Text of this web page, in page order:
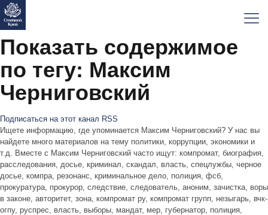
Показать содержимое
по тегу: Максим
Черниговский
Подписаться на этот канал RSS
Ищете информацию, где упоминается Максим Черниговский? У нас вы
найдете много материалов на тему политики, коррупции, экономики и
т.д. Вместе с Максим Черниговский часто ищут: компромат, биография,
расследования, досье, криминал, скандал, власть, спецлужбы, черное
досье, компра, резонанс, криминальное дело, полиция, фсб,
прокуратура, прокурор, следствие, следователь, аноним, зачистка, воры
в законе, авторитет, зона, компромат ру, компромат групп, незыгарь, вчк-
огпу, руспрес, власть, выборы, мандат, мер, губернатор, полиция,